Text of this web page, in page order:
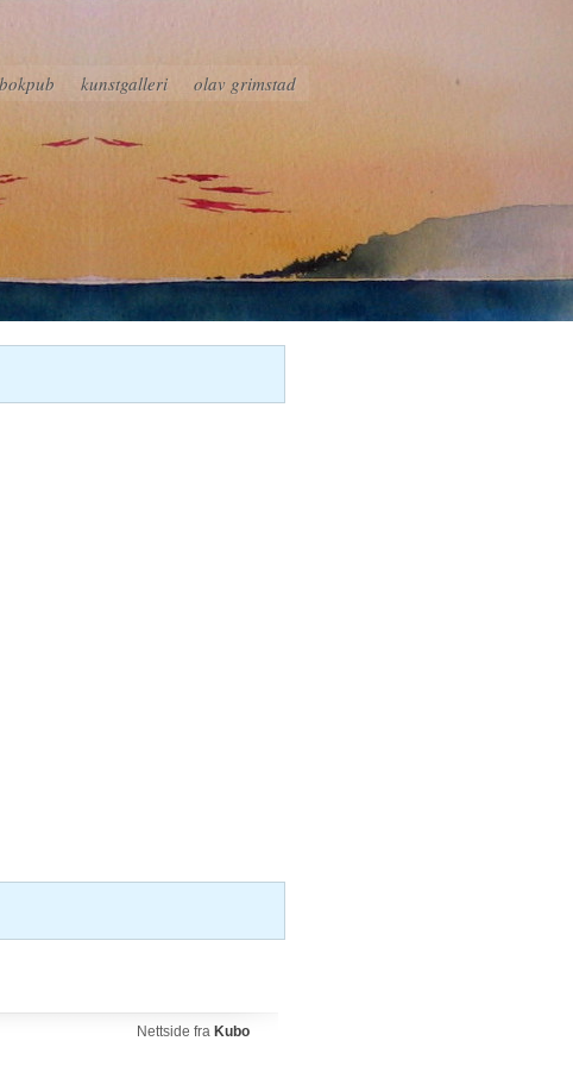
kunstgalleri olav grimstad
Nettside fra Kubo